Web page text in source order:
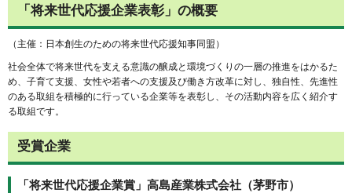
「将来世代応援企業表彰」の概要
（主催：日本創生のための将来世代応援知事同盟）
社会全体で将来世代を支える意識の醸成と環境づくりの一層の推進をはかるた
め、子育て支援、女性や若者への支援及び働き方改革に対し、独自性、先進性
のある取組を積極的に行っている企業等を表彰し、その活動内容を広く紹介す
る取組です。
受賞企業
「将来世代応援企業賞」高島産業株式会社（茅野市）